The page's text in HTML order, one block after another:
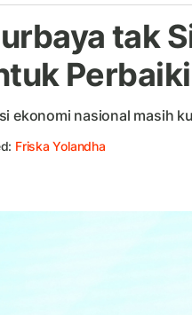
tak
Perbaiki
ekonomi nasional masih
Friska Yolandha